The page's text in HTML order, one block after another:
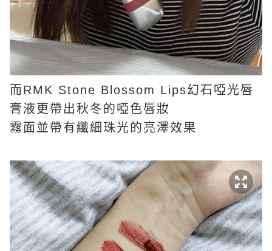
而RMK Stone Blossom Lips幻石啞光唇
膏液更帶出秋冬的啞色唇妝
霧面並帶有纖細珠光的亮澤效果